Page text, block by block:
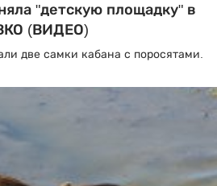
"детскую площадку" в
(ВИДЕО)
две самки кабана с поросятами.